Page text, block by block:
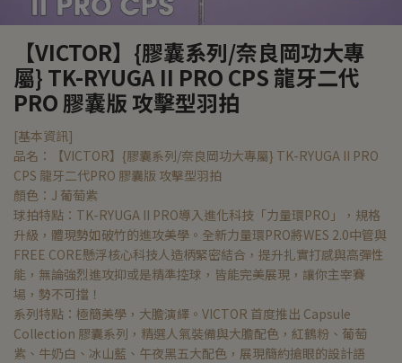
【VICTOR】{膠囊系列/奈良岡功大專
屬} TK-RYUGA II PRO CPS 龍牙二代
PRO 膠囊版 攻擊型羽拍
[基本資訊]
品名：【VICTOR】{膠囊系列/奈良岡功大專屬} TK-RYUGA II PRO
CPS 龍牙二代PRO 膠囊版 攻擊型羽拍
顏色：J 葡萄紫
球拍特點：TK-RYUGA II PRO導入進化科技「力量環PRO」，規格
升級，體現勢如破竹的進攻美學。全新力量環PRO將WES 2.0中管與
FREE CORE懸浮核心科技人造柄緊密結合，提升扎實打感與高彈性
能，無論強烈進攻抑或是精準控球，皆能完美展現，讓你主宰賽
場，勢不可擋！
系列特點：極簡美學，大膽演繹。VICTOR 首度推出 Capsule
Collection 膠囊系列，精選人氣裝備與大膽配色，紅鶴粉、葡萄
紫、牛奶白、冰山藍、午夜黑五大配色，展現簡約搶眼的設計語